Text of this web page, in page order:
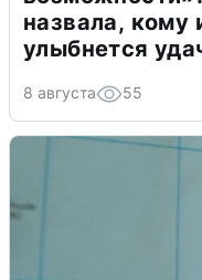
назвала, кому
улыбнется
8 августа 55